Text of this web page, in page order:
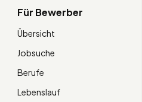
Für Bewerber
Übersicht
Jobsuche
Berufe
Lebenslauf